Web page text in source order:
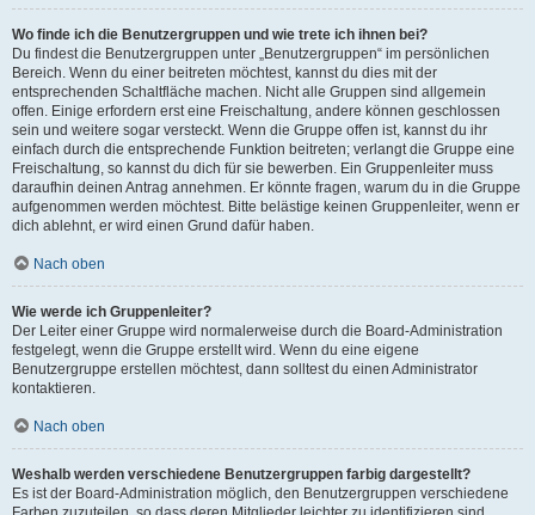
Wo finde ich die Benutzergruppen und wie trete ich ihnen bei?
Du findest die Benutzergruppen unter „Benutzergruppen“ im persönlichen
Bereich. Wenn du einer beitreten möchtest, kannst du dies mit der
entsprechenden Schaltfläche machen. Nicht alle Gruppen sind allgemein
offen. Einige erfordern erst eine Freischaltung, andere können geschlossen
sein und weitere sogar versteckt. Wenn die Gruppe offen ist, kannst du ihr
einfach durch die entsprechende Funktion beitreten; verlangt die Gruppe eine
Freischaltung, so kannst du dich für sie bewerben. Ein Gruppenleiter muss
daraufhin deinen Antrag annehmen. Er könnte fragen, warum du in die Gruppe
aufgenommen werden möchtest. Bitte belästige keinen Gruppenleiter, wenn er
dich ablehnt, er wird einen Grund dafür haben.
Nach oben
Wie werde ich Gruppenleiter?
Der Leiter einer Gruppe wird normalerweise durch die Board-Administration
festgelegt, wenn die Gruppe erstellt wird. Wenn du eine eigene
Benutzergruppe erstellen möchtest, dann solltest du einen Administrator
kontaktieren.
Nach oben
Weshalb werden verschiedene Benutzergruppen farbig dargestellt?
Es ist der Board-Administration möglich, den Benutzergruppen verschiedene